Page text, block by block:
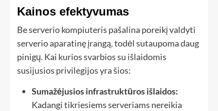
Kainos efektyvumas
Be serverio kompiuteris pašalina poreikį valdyti
serverio aparatinę įrangą, todėl sutaupoma daug
pinigų. Kai kurios svarbios su išlaidomis
susijusios privilegijos yra šios:
Sumažėjusios infrastruktūros išlaidos:
Kadangi tikriesiems serveriams nereikia